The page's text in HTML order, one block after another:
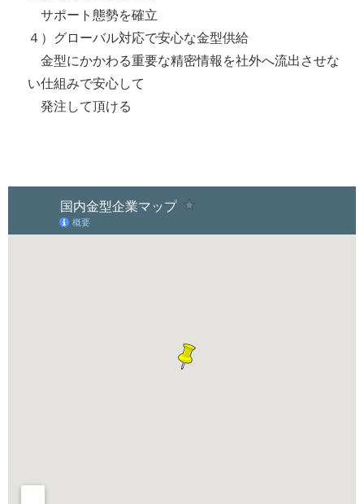
サポート態勢を確立
４）グローバル対応で安心な金型供給
金型にかかわる重要な精密情報を社外へ流出させな
い仕組みで安心して
発注して頂ける